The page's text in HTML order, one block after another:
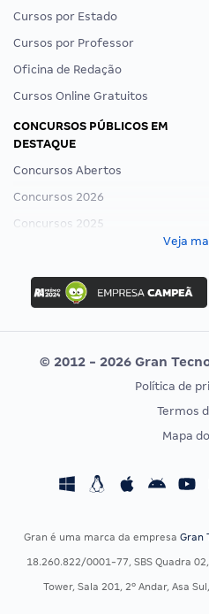
Cursos por Estado
Cursos por Professor
Oficina de Redação
Cursos Online Gratuitos
CONCURSOS PÚBLICOS EM
DESTAQUE
Concursos Abertos
Concursos 2026
Concursos 2025
Concurso Nacional Unificado
Concurso Ibama
Concurso MPU
Editais publicados
CONCURSOS POR PROFISSÃO
Concursos Fiscais
Concursos Saúde
Veja
© 2012 - 2026 Gran
Política de
Termos
Mapa
Gran é uma marca da empresa Gran
18.260.822/0001-77, SBS Quadra
Tower, Sala 201, 2º Andar, Asa